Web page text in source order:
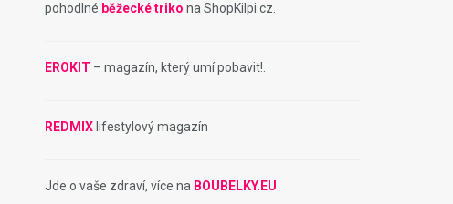
pohodlné běžecké triko na ShopKilpi.cz.
EROKIT – magazín, který umí pobavit!.
REDMIX lifestylový magazín
Jde o vaše zdraví, více na BOUBELKY.EU